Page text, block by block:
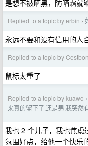
是想不被晒黑，防晒霜就
Replied to a topic by erbin ›
永远不要和没有信用的人
Replied to a topic by
鼠标太重了
Replied to a topic by kuawo ›
来真的留下了.还是男.我突然
我也 2 个儿子，我也焦虑
氛围好点，给他一个快乐